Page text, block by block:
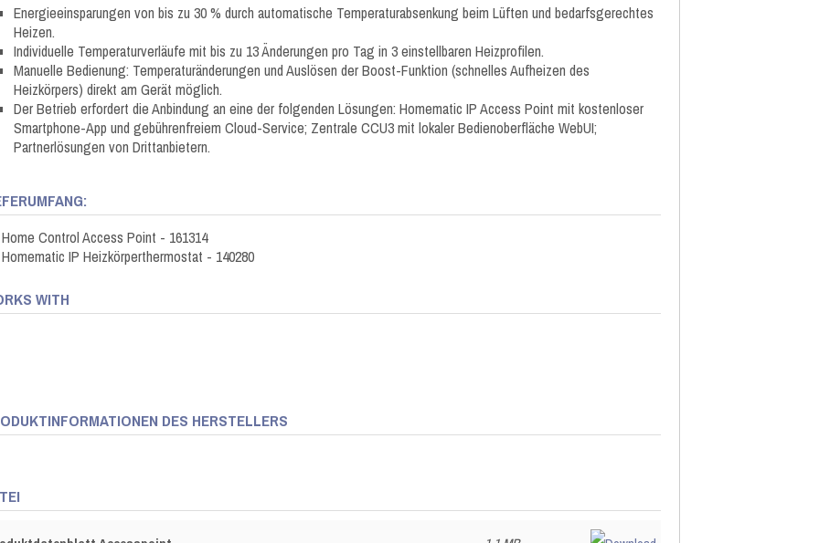
Energieeinsparungen von bis zu 30 % durch automatische Temperaturabsenkung beim Lüften und bedarfsgerechtes
Heizen.
Individuelle Temperaturverläufe mit bis zu 13 Änderungen pro Tag in 3 einstellbaren Heizprofilen.
Manuelle Bedienung: Temperaturänderungen und Auslösen der Boost-Funktion (schnelles Aufheizen des
Heizkörpers) direkt am Gerät möglich.
Der Betrieb erfordert die Anbindung an eine der folgenden Lösungen: Homematic IP Access Point mit kostenloser
Smartphone-App und gebührenfreiem Cloud-Service; Zentrale CCU3 mit lokaler Bedienoberfläche WebUI;
Partnerlösungen von Drittanbietern.
Control Access Point - 161314
IP Heizkörperthermostat - 140280
WITH
DES HERSTELLERS